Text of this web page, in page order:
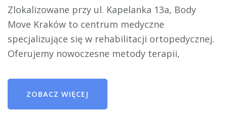
Zlokalizowane przy ul. Kapelanka 13a, Body
Move Kraków to centrum medyczne
specjalizujące się w rehabilitacji ortopedycznej.
Oferujemy nowoczesne metody terapii,
ZOBACZ WIĘCEJ